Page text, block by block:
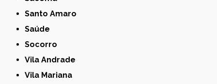
Santo Amaro
Saúde
Socorro
Vila Andrade
Vila Mariana